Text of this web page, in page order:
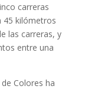
carreras
45 kilómetros
las carreras, y
entre una
Colores ha